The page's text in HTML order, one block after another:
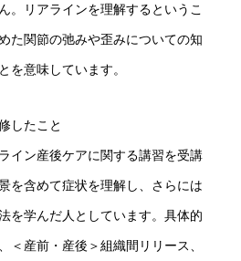
。リアラインを理解するというこ
た関節の弛みや歪みについての知
を意味しています。
したこと
イン産後ケアに関する講習を受講
を含めて症状を理解し、さらには
を学んだ人としています。具体的
＜産前・産後＞組織間リリース、